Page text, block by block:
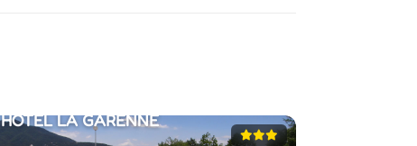
HOTEL LA GARENNE